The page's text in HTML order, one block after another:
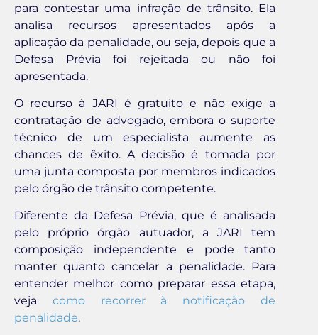
para contestar uma infração de trânsito. Ela
analisa recursos apresentados após a
aplicação da penalidade, ou seja, depois que a
Defesa Prévia foi rejeitada ou não foi
apresentada.
O recurso à JARI é gratuito e não exige a
contratação de advogado, embora o suporte
técnico de um especialista aumente as
chances de êxito. A decisão é tomada por
uma junta composta por membros indicados
pelo órgão de trânsito competente.
Diferente da Defesa Prévia, que é analisada
pelo próprio órgão autuador, a JARI tem
composição independente e pode tanto
manter quanto cancelar a penalidade. Para
entender melhor como preparar essa etapa,
veja como recorrer à notificação de
penalidade.